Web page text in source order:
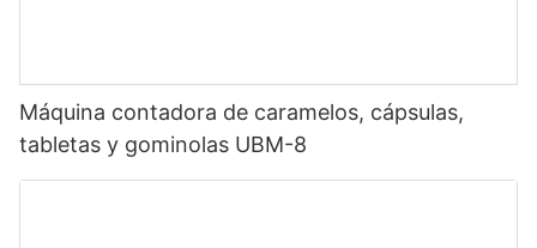
Máquina contadora de caramelos, cápsulas,
tabletas y gominolas UBM-8